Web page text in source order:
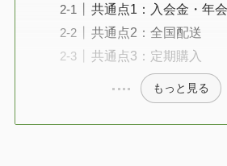
共通点1：入会金・年
共通点2：全国配送
共通点3：定期購入
もっと見る